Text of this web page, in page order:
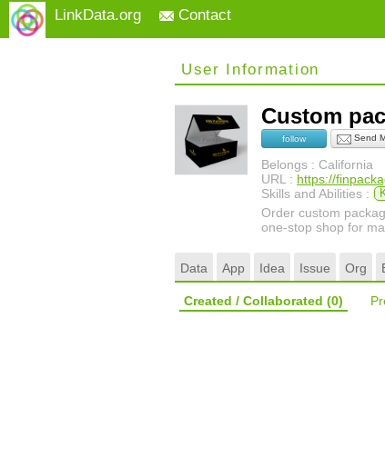
LinkData.org Contact
User Information
Custom
follow Send
Belongs : California
URL : https://
Skills and Abilities :
Order custom
one-stop shop for
Data App Idea Issue Org
Created / Collaborated (0)